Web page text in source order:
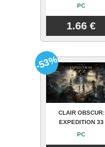
PC
1.66 €
CLAIR OBSCUR:
EXPEDITION 33
PC
-53%